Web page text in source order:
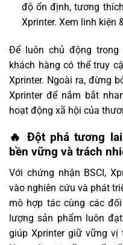
độ ổn định, tương
Xprinter. Xem linh kiện
Để luôn chủ động trong
khách hàng có thể truy
Xprinter. Ngoài ra, đừng
Xprinterđể nắm bắt
hoạt động xã hội của
🔥 Đột phá tương
bền vững và trách
Với chứng nhận BSCI,
vào nghiên cứu và phát
mô hợp tác cùng các
lượng sản phẩm luôn
giúp Xprinter giữ vững vị